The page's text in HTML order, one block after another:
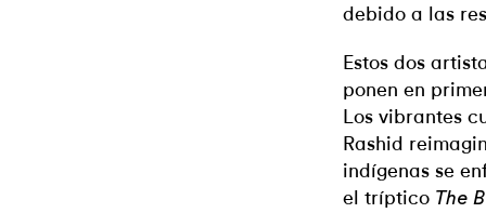
debido a las
Estos dos
ponen en
Los vibrantes
Rashid
indígenas se
el tríptico The